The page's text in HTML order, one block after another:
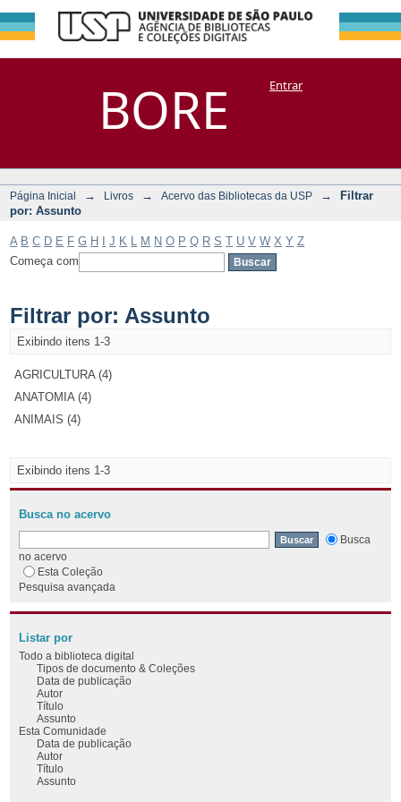
BORE
Filtrar por:
Assunto
DSpace/Manakin + CoriscoEntrar
Página Inicial → Livros → Acervo das Bibliotecas da USP →
Filtrar
por: Assunto
A B C D E F G H J K M N O P Q R S T U V W X Y Z
Começa com
Filtrar por: Assunto
Exibindo itens 1-3
AGRICULTURA (4)
ANATOMIA (4)
ANIMAIS (4)
Exibindo itens 1-3
Busca no acervo
Busca
no acervo
Esta Coleção
Pesquisa avançada
Listar por
Todo a biblioteca digital
Tipos de documento & Coleções
Data de publicação
Autor
Título
Assunto
Esta Comunidade
Data de publicação
Autor
Título
Assunto